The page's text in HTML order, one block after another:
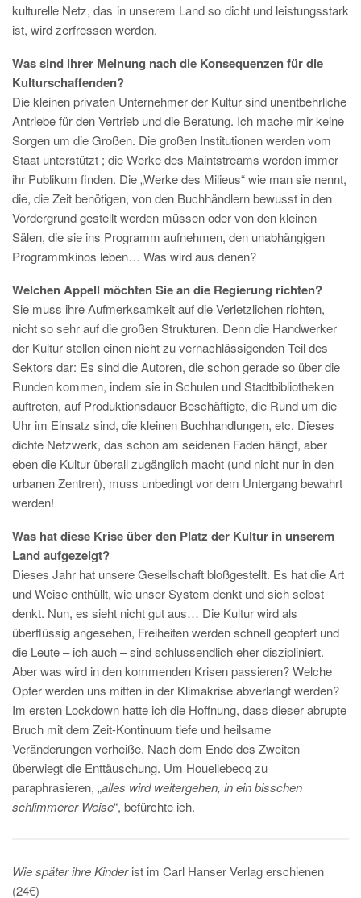
kulturelle Netz, das in unserem Land so dicht und leistungsstark
ist, wird zerfressen werden.
Was sind ihrer Meinung nach die Konsequenzen für die
Kulturschaffenden?
Die kleinen privaten Unternehmer der Kultur sind unentbehrliche
Antriebe für den Vertrieb und die Beratung. Ich mache mir keine
Sorgen um die Großen. Die großen Institutionen werden vom
Staat unterstützt ; die Werke des Maintstreams werden immer
ihr Publikum finden. Die „Werke des Milieus“ wie man sie nennt,
die, die Zeit benötigen, von den Buchhändlern bewusst in den
Vordergrund gestellt werden müssen oder von den kleinen
Sälen, die sie ins Programm aufnehmen, den unabhängigen
Programmkinos leben… Was wird aus denen?
Welchen Appell möchten Sie an die Regierung richten?
Sie muss ihre Aufmerksamkeit auf die Verletzlichen richten,
nicht so sehr auf die großen Strukturen. Denn die Handwerker
der Kultur stellen einen nicht zu vernachlässigenden Teil des
Sektors dar: Es sind die Autoren, die schon gerade so über die
Runden kommen, indem sie in Schulen und Stadtbibliotheken
auftreten, auf Produktionsdauer Beschäftigte, die Rund um die
Uhr im Einsatz sind, die kleinen Buchhandlungen, etc. Dieses
dichte Netzwerk, das schon am seidenen Faden hängt, aber
eben die Kultur überall zugänglich macht (und nicht nur in den
urbanen Zentren), muss unbedingt vor dem Untergang bewahrt
werden!
Was hat diese Krise über den Platz der Kultur in unserem
Land aufgezeigt?
Dieses Jahr hat unsere Gesellschaft bloßgestellt. Es hat die Art
und Weise enthüllt, wie unser System denkt und sich selbst
denkt. Nun, es sieht nicht gut aus… Die Kultur wird als
überflüssig angesehen, Freiheiten werden schnell geopfert und
die Leute – ich auch – sind schlussendlich eher diszipliniert.
Aber was wird in den kommenden Krisen passieren? Welche
Opfer werden uns mitten in der Klimakrise abverlangt werden?
Im ersten Lockdown hatte ich die Hoffnung, dass dieser abrupte
Bruch mit dem Zeit-Kontinuum tiefe und heilsame
Veränderungen verheiße. Nach dem Ende des Zweiten
überwiegt die Enttäuschung. Um Houellebecq zu
paraphrasieren, „alles wird weitergehen, in ein bisschen
schlimmerer Weise“, befürchte ich.
Wie später ihre Kinderist im Carl Hanser Verlag erschienen
(24€)